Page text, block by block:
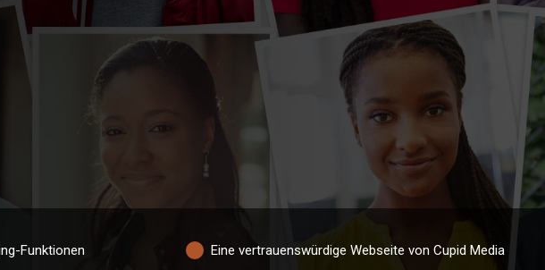
Funktionen Eine vertrauenswürdige Webseite von Cupid Media